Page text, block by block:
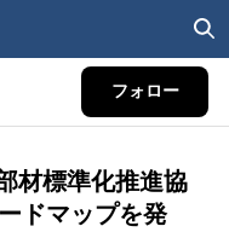
フォロー
材標準化推進協
ドマップを発